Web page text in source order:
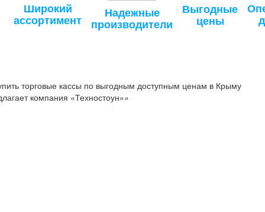
Широкий
ассортимент Надежные
производители
Выгодные
цены